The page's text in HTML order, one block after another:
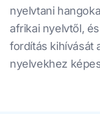
nyelvtani
afrikai nyelvtől,
fordítás kihívását
nyelvekhez